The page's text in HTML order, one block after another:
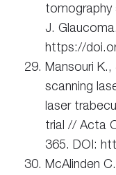
tomography
J.
https://
Mansouri
scanning
laser
trial // Acta
365. DOI:
McAlinden